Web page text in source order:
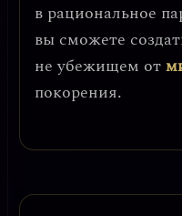
в рациональное
вы сможете
не убежищем от
покорения.